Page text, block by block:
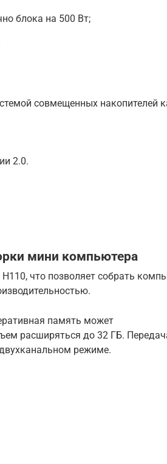
блока на 500 Вт;
совмещенных накопителей
2.0.
мини компьютера
что позволяет собрать
память может
расширяться до 32 ГБ.
режиме.